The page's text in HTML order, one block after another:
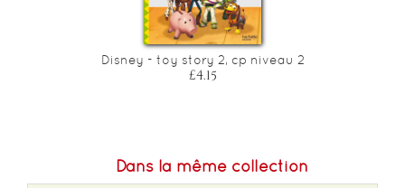
Disney - toy story 2, cp niveau 2
£4.15
Dans la même collection